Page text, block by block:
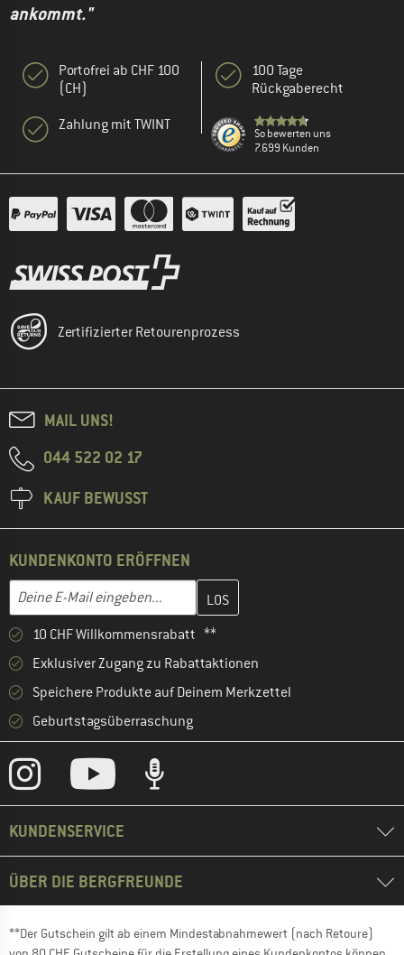
ankommt."
Portofrei ab CHF 100
(CH)
Zahlung mit TWINT
100 Tage
Rückgaberecht
So bewerten uns
7.699 Kunden
Zertifizierter Retourenprozess
MAIL UNS!
044 522 02 17
KAUF BEWUSST
KUNDENKONTO ERÖFFNEN
E-Mail-Adresse
Gib hier deine E-Mail-Adresse ein und erstelle im nächsten
10 CHF Willkommensrabatt **
Exklusiver Zugang zu Rabattaktionen
Speichere Produkte auf Deinem Merkzettel
Geburtstagsüberraschung
KUNDENSERVICE
ÜBER DIE BERGFREUNDE
**Der Gutschein gilt ab einem Mindestabnahmewert (nach Retoure)